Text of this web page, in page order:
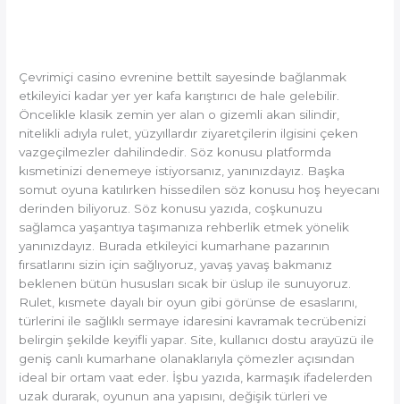
Çevrimiçi casino evrenine bettilt sayesinde bağlanmak
etkileyici kadar yer yer kafa karıştırıcı de hale gelebilir.
Öncelikle klasik zemin yer alan o gizemli akan silindir,
nitelikli adıyla rulet, yüzyıllardır ziyaretçilerin ilgisini çeken
vazgeçilmezler dahilindedir. Söz konusu platformda
kısmetinizi denemeye istiyorsanız, yanınızdayız. Başka
somut oyuna katılırken hissedilen söz konusu hoş heyecanı
derinden biliyoruz. Söz konusu yazıda, coşkunuzu
sağlamca yaşantıya taşımanıza rehberlik etmek yönelik
yanınızdayız. Burada etkileyici kumarhane pazarının
fırsatlarını sizin için sağlıyoruz, yavaş yavaş bakmanız
beklenen bütün hususları sıcak bir üslup ile sunuyoruz.
Rulet, kısmete dayalı bir oyun gibi görünse de esaslarını,
türlerini ile sağlıklı sermaye idaresini kavramak tecrübenizi
belirgin şekilde keyifli yapar. Site, kullanıcı dostu arayüzü ile
geniş canlı kumarhane olanaklarıyla çömezler açısından
ideal bir ortam vaat eder. İşbu yazıda, karmaşık ifadelerden
uzak durarak, oyunun ana yapısını, değişik türleri ve
ve
Çömezler
İçin
Yöntemler